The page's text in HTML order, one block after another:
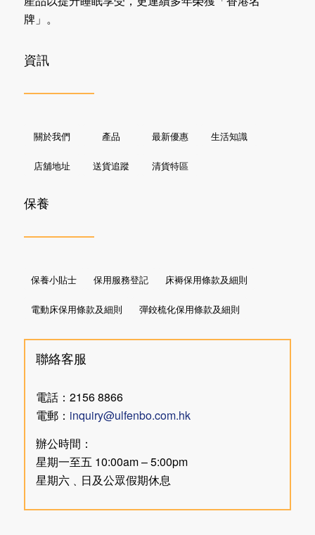
牌」。
資訊
關於我們 產品 最新優惠 生活知識
店舖地址 送貨追蹤 清貨特區
保養
保養小貼士 保用服務登記 床褥保用條款及細則
電動床保用條款及細則 彈鉸梳化保用條款及細則
聯絡客服
電話：2156 8866
電郵： inquiry@ulfenbo.com.hk
辦公時間：
星期一至五 10:00am – 5:00pm
星期六﹑日及公眾假期休息